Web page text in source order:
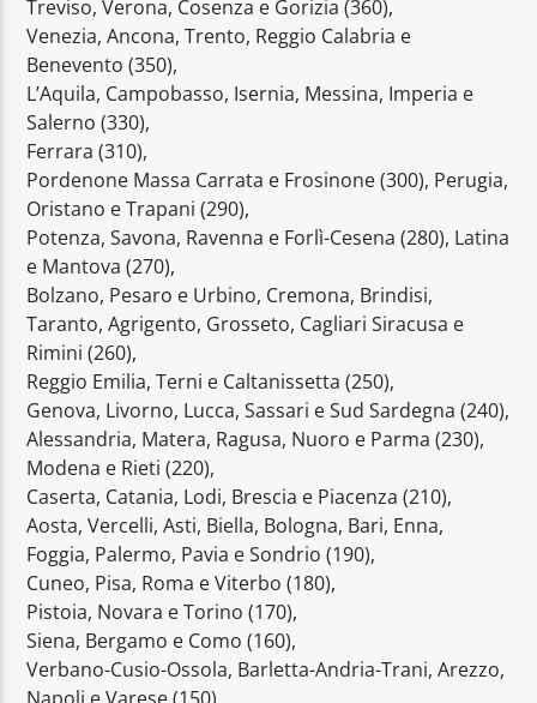
Treviso, Verona, Cosenza e Gorizia (360),
Venezia, Ancona, Trento, Reggio Calabria e
Benevento (350),
L’Aquila, Campobasso, Isernia, Messina, Imperia e
Salerno (330),
Ferrara (310),
Pordenone Massa Carrata e Frosinone (300), Perugia,
Oristano e Trapani (290),
Potenza, Savona, Ravenna e Forlì-Cesena (280), Latina
e Mantova (270),
Bolzano, Pesaro e Urbino, Cremona, Brindisi,
Taranto, Agrigento, Grosseto, Cagliari Siracusa e
Rimini (260),
Reggio Emilia, Terni e Caltanissetta (250),
Genova, Livorno, Lucca, Sassari e Sud Sardegna (240),
Alessandria, Matera, Ragusa, Nuoro e Parma (230),
Modena e Rieti (220),
Caserta, Catania, Lodi, Brescia e Piacenza (210),
Aosta, Vercelli, Asti, Biella, Bologna, Bari, Enna,
Foggia, Palermo, Pavia e Sondrio (190),
Cuneo, Pisa, Roma e Viterbo (180),
Pistoia, Novara e Torino (170),
Siena, Bergamo e Como (160),
Verbano-Cusio-Ossola, Barletta-Andria-Trani, Arezzo,
Napoli e Varese (150),